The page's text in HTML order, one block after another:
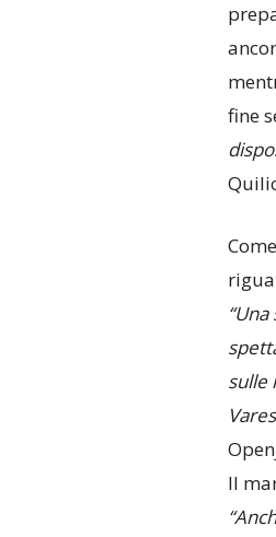
fine
sulle
Il